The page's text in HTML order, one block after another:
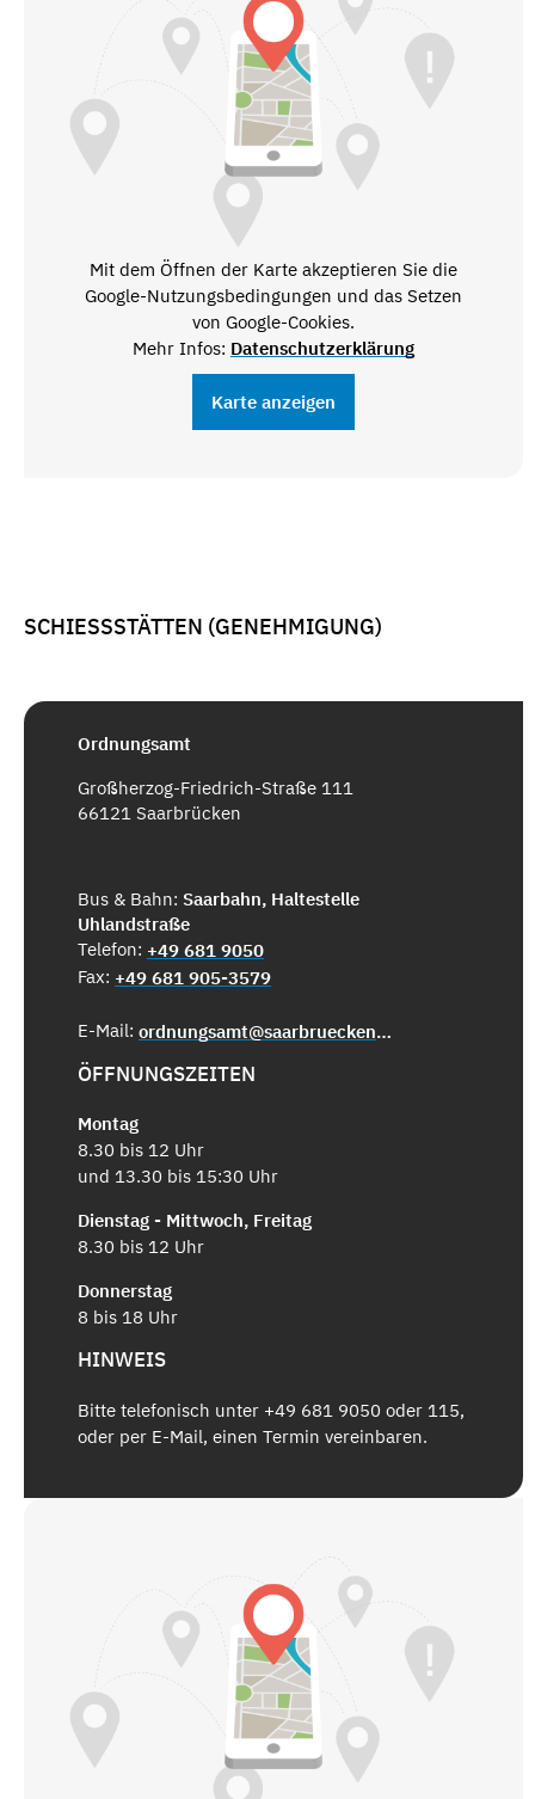
Mit dem Öffnen der Karte akzeptieren Sie die
Google-Nutzungsbedingungen und das Setzen
von Google-Cookies.
Mehr Infos: Datenschutzerklärung
Karte anzeigen
SCHIESSSTÄTTEN (GENEHMIGUNG)
Ordnungsamt
Großherzog-Friedrich-Straße 111
66121 Saarbrücken
Bus & Bahn: Saarbahn, Haltestelle
Uhlandstraße
Telefon: +49 681 9050
Fax: +49 681 905-3579
E-Mail: ordnungsamt@saarbruecken.de
ÖFFNUNGSZEITEN
Montag
8.30 bis 12 Uhr
und 13.30 bis 15:30 Uhr
Dienstag - Mittwoch, Freitag
8.30 bis 12 Uhr
Donnerstag
8 bis 18 Uhr
HINWEIS
Bitte telefonisch unter +49 681 9050 oder 115,
oder per E-Mail, einen Termin vereinbaren.